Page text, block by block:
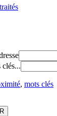
, mots clés